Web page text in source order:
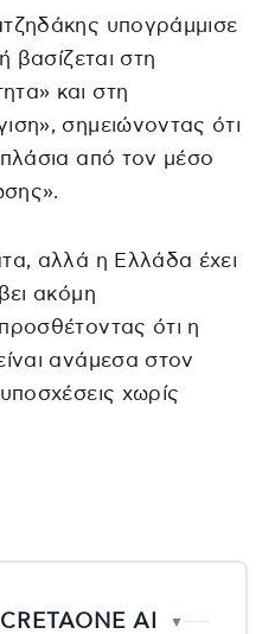
υπογράμμισε
βασίζεται στη
και στη
σημειώνοντας ότι
από τον μέσο
αλλά η Ελλάδα έχει
ακόμη
ότι η
ανάμεσα στον
χωρίς
AI ▼